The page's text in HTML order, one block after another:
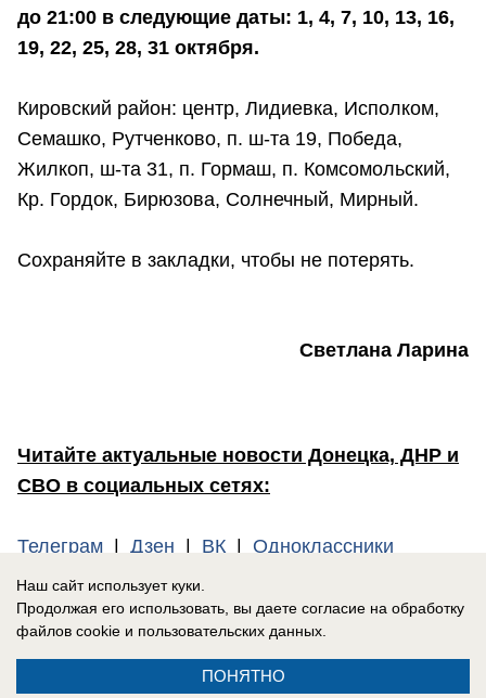
до 21:00 в следующие даты: 1, 4, 7, 10, 13, 16,
19, 22, 25, 28, 31 октября.
Кировский район: центр, Лидиевка, Исполком,
Семашко, Рутченково, п. ш-та 19, Победа,
Жилкоп, ш-та 31, п. Гормаш, п. Комсомольский,
Кр. Гордок, Бирюзова, Солнечный, Мирный.
Сохраняйте в закладки, чтобы не потерять.
Светлана Ларина
Читайте актуальные новости Донецка, ДНР и
СВО в социальных сетях:
Телеграм Дзен ВК Одноклассники
Обратиться в редакцию «Блокнот Донецк»
Наш сайт использует куки.
Продолжая его использовать, вы даете согласие на обработку
файлов cookie и пользовательских данных.
ПОНЯТНО